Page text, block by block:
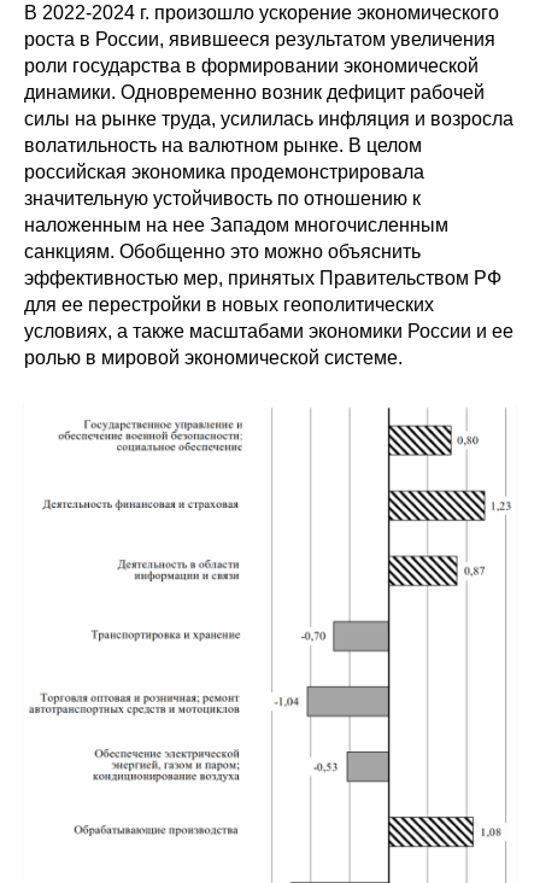
В 2022-2024 г. произошло ускорение экономического
роста в России, явившееся результатом увеличения
роли государства в формировании экономической
динамики. Одновременно возник дефицит рабочей
силы на рынке труда, усилилась инфляция и возросла
волатильность на валютном рынке. В целом
российская экономика продемонстрировала
значительную устойчивость по отношению к
наложенным на нее Западом многочисленным
санкциям. Обобщенно это можно объяснить
эффективностью мер, принятых Правительством РФ
для ее перестройки в новых геополитических
условиях, а также масштабами экономики России и ее
ролью в мировой экономической системе.